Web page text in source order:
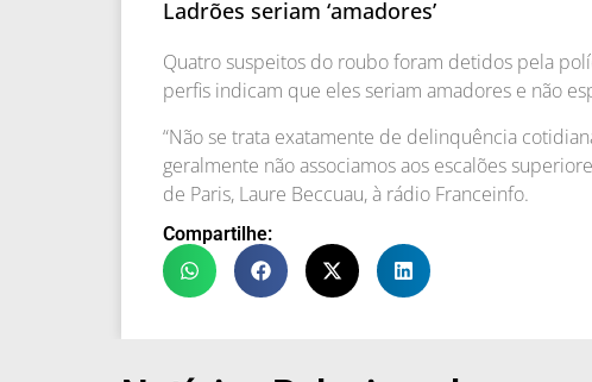
Ladrões seriam ‘amadores’
Quatro suspeitos do roubo foram detidos pela
perfis indicam que eles seriam amadores e não
“Não se trata exatamente de delinquência
geralmente não associamos aos escalões
de Paris, Laure Beccuau, à rádio Franceinfo.
Compartilhe: